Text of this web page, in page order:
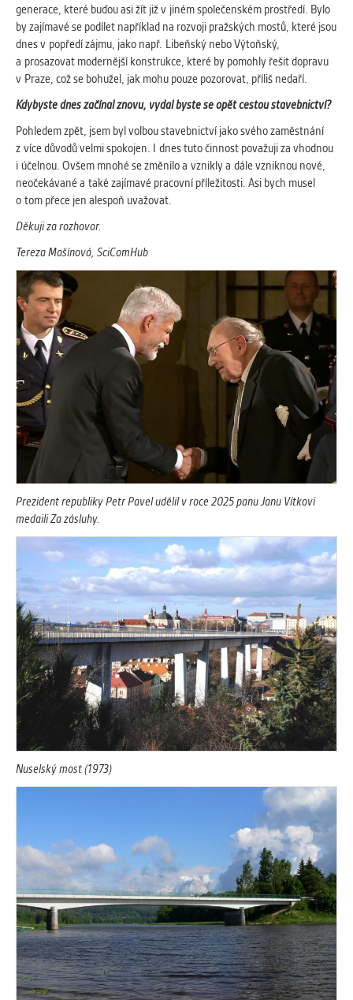
generace, které budou asi žít již v jiném společenském prostředí. Bylo
by zajímavé se podílet například na rozvoji pražských mostů, které jsou
dnes v popředí zájmu, jako např. Libeňský nebo Výtoňský,
a prosazovat modernější konstrukce, které by pomohly řešit dopravu
v Praze, což se bohužel, jak mohu pouze pozorovat, příliš nedaří.
Kdybyste dnes začínal znovu, vydal byste se opět cestou stavebnictví?
Pohledem zpět, jsem byl volbou stavebnictví jako svého zaměstnání
z více důvodů velmi spokojen. I dnes tuto činnost považuji za vhodnou
i účelnou. Ovšem mnohé se změnilo a vznikly a dále vzniknou nové,
neočekávané a také zajímavé pracovní příležitosti. Asi bych musel
o tom přece jen alespoň uvažovat.
Děkuji za rozhovor.
Tereza Mašínová, SciComHub
Prezident republiky Petr Pavel udělil v roce 2025 panu Janu Vítkovi
medaili Za zásluhy.
Nuselský most (1973)